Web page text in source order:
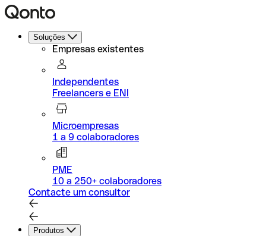
Soluções
Empresas existentes
Independentes
Freelancers e ENI
Microempresas
1 a 9 colaboradores
PME
10 a 250+ colaboradores
Contacte um consultor
Produtos